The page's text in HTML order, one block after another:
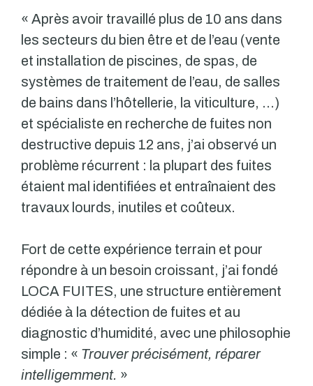
« Après avoir travaillé plus de 10 ans dans
les secteurs du bien être et de l’eau (vente
et installation de piscines, de spas, de
systèmes de traitement de l’eau, de salles
de bains dans l’hôtellerie, la viticulture, …)
et spécialiste en recherche de fuites non
destructive depuis 12 ans, j’ai observé un
problème récurrent : la plupart des fuites
étaient mal identifiées et entraînaient des
travaux lourds, inutiles et coûteux.
Fort de cette expérience terrain et pour
répondre à un besoin croissant, j’ai fondé
LOCA FUITES, une structure entièrement
dédiée à la détection de fuites et au
diagnostic d’humidité, avec une philosophie
simple : « Trouver précisément, réparer
intelligemment. »